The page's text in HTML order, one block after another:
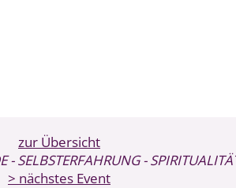
zur Übersicht
- SELBSTERFAHRUNG-
> nächstes Event